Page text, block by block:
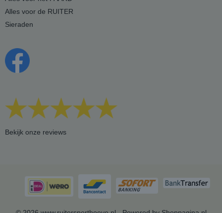
Alles voor de RUITER
Sieraden
Bekijk onze reviews